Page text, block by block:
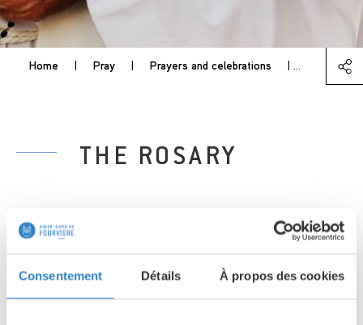
Consentement Détails À propos des cookies
Home | Pray | Prayers and celebrations | The Rosary
THE ROSARY
The Rosary is a litany prayer
which took root in the medieval
devotion of the Virgin Mary.